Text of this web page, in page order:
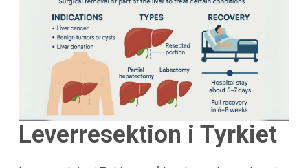
Leverresektion i Tyrkiet